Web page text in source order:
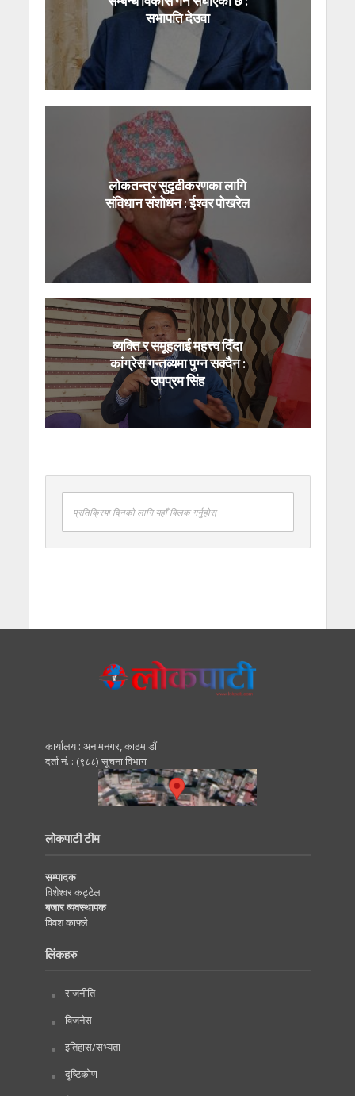
सभापति देउवा
लोकतन्त्र सुदृढीकरणका लागि
संविधान संशोधन : ईश्वर पोखरेल
व्यक्ति र समूहलाई महत्त्व दिँदा
कांग्रेस गन्तव्यमा पुग्न सक्दैन :
उपप्रम सिंह
प्रतिक्रिया दिनको लागि यहाँ क्लिक गर्नुहोस्
कार्यालय : अनामनगर, काठमाडाैं
दर्ता नं. : (९८८) सूचना विभाग
लोकपाटी टीम
सम्पादक
विशेश्वर कट्टेल
बजार व्यवस्थापक
विवश काफ्ले
लिंकहरु
राजनीति
विजनेस
इतिहास/सभ्यता
दृष्टिकोण